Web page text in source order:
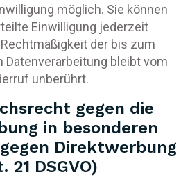
möglich. Sie können
Einwilligung jederzeit
der bis zum
bleibt vom
unberührt.
gegen die
in besonderen
Direktwerbung
21 DSGVO)